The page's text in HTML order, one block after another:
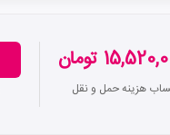
تومان
هزینه حمل و نقل